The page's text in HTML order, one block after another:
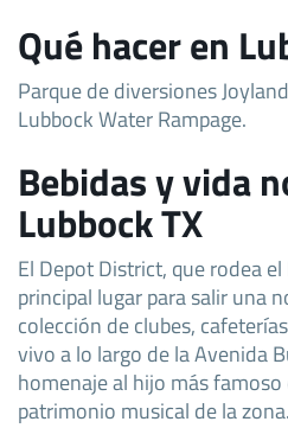
Qué hacer en
Parque de diversiones
Lubbock Water Rampage.
Bebidas y vida
Lubbock TX
El Depot District, que rodea
principal lugar para salir una
colección de clubes,
vivo a lo largo de la Avenida
homenaje al hijo más
patrimonio musical de la zona.